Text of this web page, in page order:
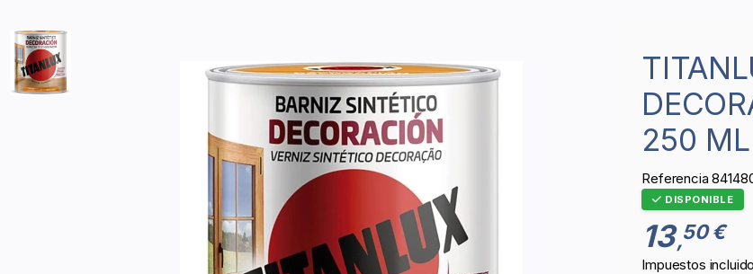
TITANLUX - BARNIZ SINTÉTICO
250 ML
Referencia
DISPONIBLE
13,50 €
Impuestos